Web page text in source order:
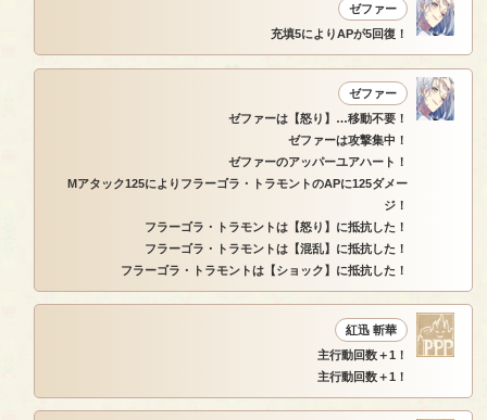
ゼファー
充填5によりAPが5回復！
ゼファー
ゼファーは【怒り】…移動不要！
ゼファーは攻撃集中！
ゼファーのアッパーユアハート！
Mアタック125によりフラーゴラ・トラモントのAPに125ダメー
ジ！
フラーゴラ・トラモントは【怒り】に抵抗した！
フラーゴラ・トラモントは【混乱】に抵抗した！
フラーゴラ・トラモントは【ショック】に抵抗した！
紅迅 斬華
主行動回数＋1！
主行動回数＋1！